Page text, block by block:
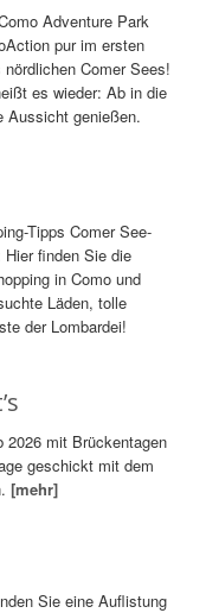
Adventure Park
pur im ersten
Comer Sees!
es wieder: Ab in die
Aussicht genießen.
Tipps Comer See-
Hier finden Sie die
in Como und
Läden, tolle
der Lombardei!
2026 mit Brückentagen
geschickt mit dem
[mehr]
Sie eine Auflistung